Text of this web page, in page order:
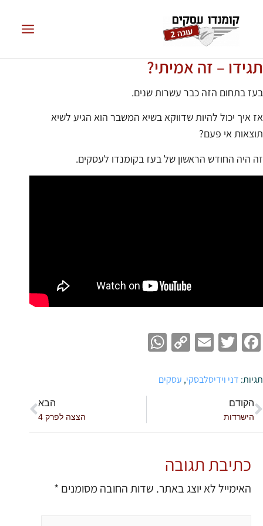
תגידו – זה אמיתי?
בעז בתחום הזה כבר עשרות שנים.
אז איך יכול להיות שדווקא בשיא המשבר הוא הגיע לשיא
תוצאות אי פעם?
זה היה החודש הראשון של בעז בקומנדו לעסקים.
Facebook
Twitter
Email
Copy
תגיות: דני וידיסלבסקי, עסקים
הקודם
הישרדות
הבא
הצצה לפרק 4
כתיבת תגובה
האימייל לא יוצג באתר. שדות החובה מסומנים *